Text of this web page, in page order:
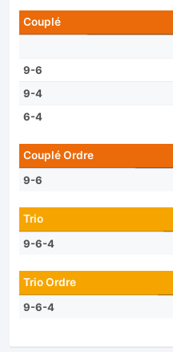
Couplé
9-6
9-4
6-4
Couplé Ordre
9-6
Trio
9-6-4
Trio Ordre
9-6-4